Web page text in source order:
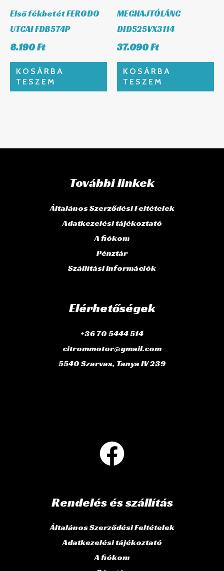
Első fékbetét FERODO
UTCAI FDB574P
8.190Ft
KOSÁRBA
TESZEM
MEGHAJTÓLÁNC
DID525VX3114
37.090Ft
KOSÁRBA
TESZEM
További linkek
Általános Szerződési Feltételek
Adatkezelési tájékoztató
A fiókom
Pénztár
Szállítási információk
Elérhetőségek
+36 70 5444 514
citrommotor@gmail.com
5540 Szarvas, Tanya IV 239
Rendelés és szállítás
Általános Szerződési Feltételek
Adatkezelési tájékoztató
A fiókom